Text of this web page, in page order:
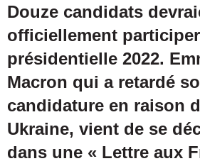
Douze candidats
officiellement
présidentielle 2022.
Macron qui a retardé
candidature en raison
Ukraine, vient de se
dans une « Lettre aux